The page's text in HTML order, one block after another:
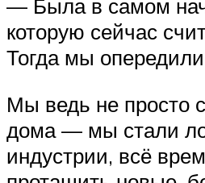
— Была в самом
которую сейчас
Тогда мы
Мы ведь не просто
дома — мы стали
индустрии, всё